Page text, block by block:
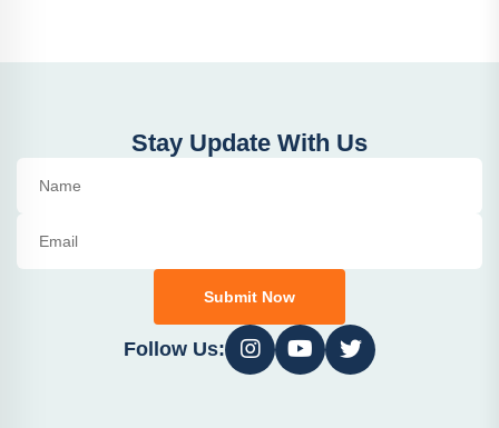
Stay Update With Us
Submit Now
Follow Us: